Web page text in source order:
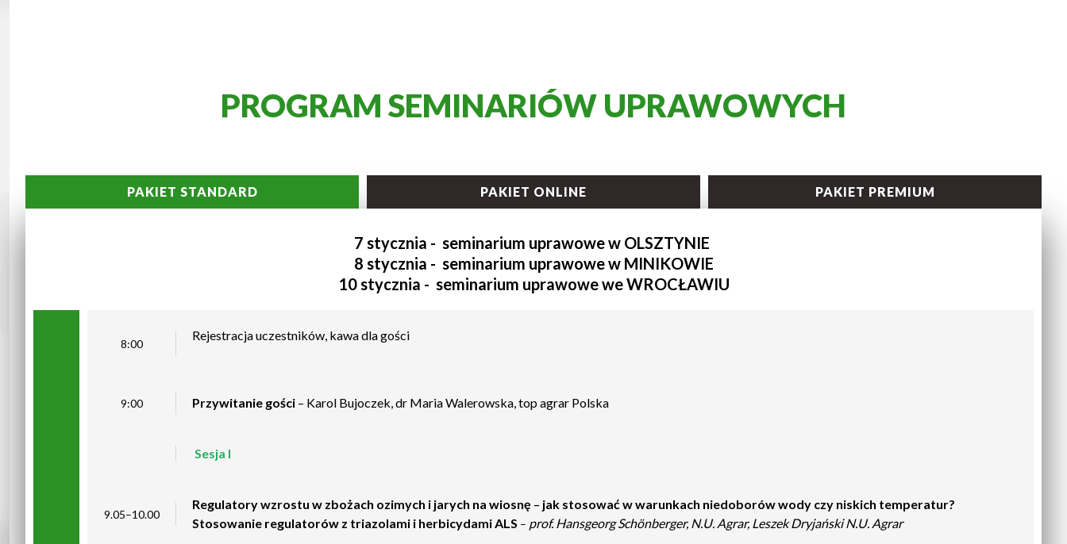
PROGRAM SEMINARIÓW UPRAWOWYCH
PAKIET STANDARD PAKIET ONLINE PAKIET PREMIUM
7 stycznia - seminarium uprawowe w OLSZTYNIE
8 stycznia - seminarium uprawowe w MINIKOWIE
10 stycznia - seminarium uprawowe we WROCŁAWIU
8:00
Rejestracja uczestników, kawa dla gości
9:00 Przywitanie gości– Karol Bujoczek, dr Maria Walerowska, top agrar Polska
Sesja I
9.05–10.00
Regulatory wzrostu w zbożach ozimych i jarych na wiosnę – jak stosować w warunkach niedoborów wody czy niskich temperatur?
Stosowanie regulatorów z triazolami i herbicydami ALS – prof. Hansgeorg Schönberger, N.U. Agrar, Leszek Dryjański N.U. Agrar